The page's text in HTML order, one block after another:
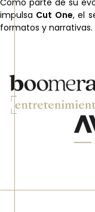
impulsa Cut One, el
formatos y narrativas.
Imagen